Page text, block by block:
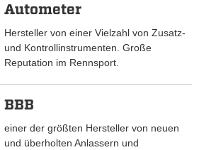
Autometer
Hersteller von einer Vielzahl von Zusatz-
und Kontrollinstrumenten. Große
Reputation im Rennsport.
BBB
einer der größten Hersteller von neuen
und überholten Anlassern und